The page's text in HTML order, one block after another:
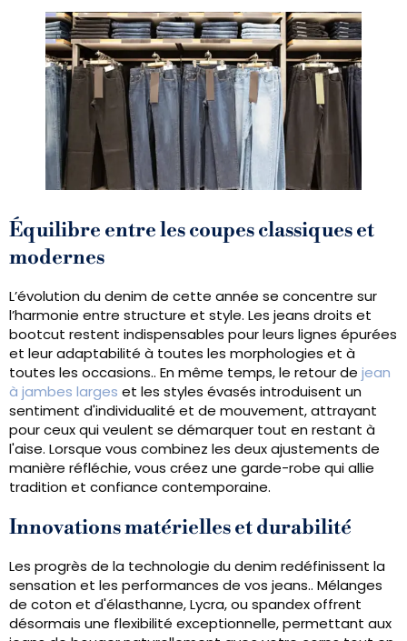
Équilibre entre les coupes classiques et
modernes
L’évolution du denim de cette année se concentre sur
l’harmonie entre structure et style. Les jeans droits et
bootcut restent indispensables pour leurs lignes épurées
et leur adaptabilité à toutes les morphologies et à
toutes les occasions.. En même temps, le retour de jean
à jambes larges et les styles évasés introduisent un
sentiment d'individualité et de mouvement, attrayant
pour ceux qui veulent se démarquer tout en restant à
l'aise. Lorsque vous combinez les deux ajustements de
manière réfléchie, vous créez une garde-robe qui allie
tradition et confiance contemporaine.
Innovations matérielles et durabilité
Les progrès de la technologie du denim redéfinissent la
sensation et les performances de vos jeans.. Mélanges
de coton et d'élasthanne, Lycra, ou spandex offrent
désormais une flexibilité exceptionnelle, permettant aux